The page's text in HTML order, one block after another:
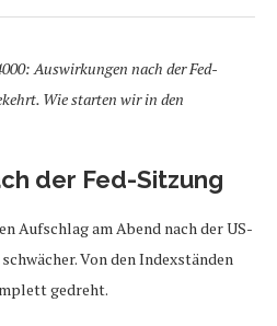
Auswirkungen nach der Fed-
Wie starten wir in den
der Fed-Sitzung
Aufschlag am Abend nach der US-
Von den Indexständen
gedreht.